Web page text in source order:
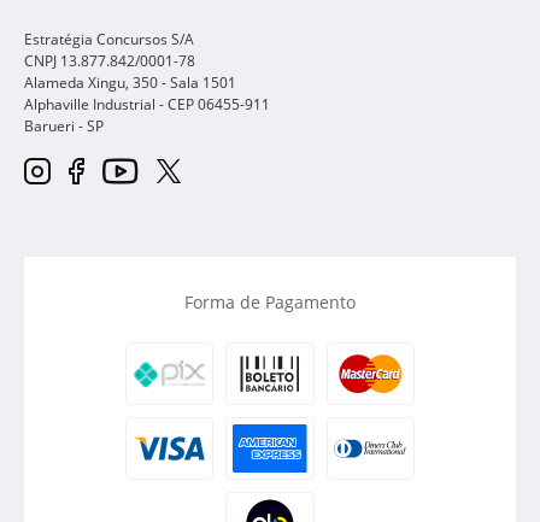
Estratégia Concursos S/A
CNPJ 13.877.842/0001-78
Alameda Xingu, 350 - Sala 1501
Alphaville Industrial - CEP06455-911
Barueri -SP
Forma de Pagamento